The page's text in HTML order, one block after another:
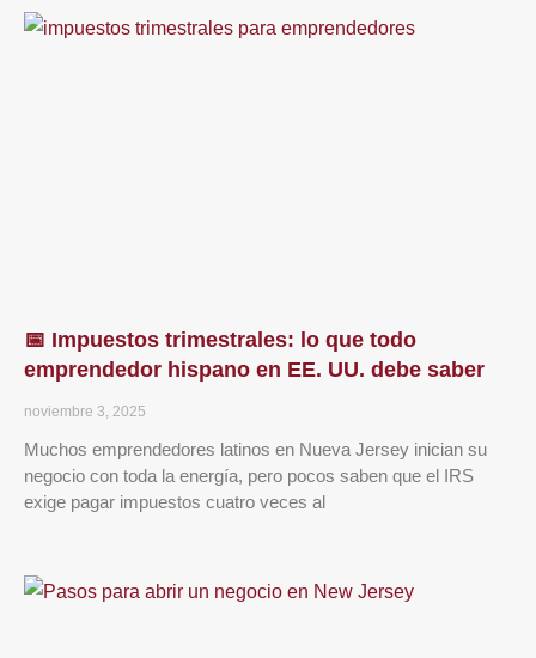
📅 Impuestos trimestrales: lo que todo
emprendedor hispano en EE. UU. debe saber
noviembre 3, 2025
Muchos emprendedores latinos en Nueva Jersey inician su
negocio con toda la energía, pero pocos saben que el IRS
exige pagar impuestos cuatro veces al